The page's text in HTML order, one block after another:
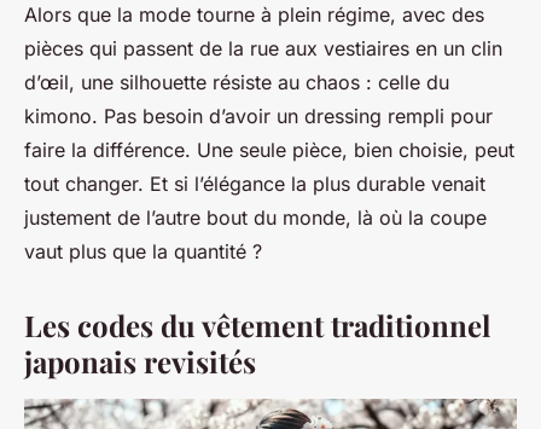
Alors que la mode tourne à plein régime, avec des
pièces qui passent de la rue aux vestiaires en un clin
d’œil, une silhouette résiste au chaos : celle du
kimono. Pas besoin d’avoir un dressing rempli pour
faire la différence. Une seule pièce, bien choisie, peut
tout changer. Et si l’élégance la plus durable venait
justement de l’autre bout du monde, là où la coupe
vaut plus que la quantité ?
Les codes du vêtement traditionnel
japonais revisités